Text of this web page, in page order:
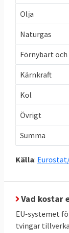
Sverige
Källor:
källa.
I graf 1
enda land
ligger på
återfinns
Olja
Naturgas
Förnybart och
Kärnkraft
Kol
Övrigt
Summa
Källa:
Vad kostar
EU-systemet
tvingar